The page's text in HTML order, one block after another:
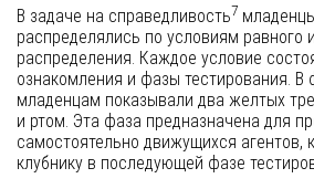
В задаче на справедливость7
распределялись по условиям равного
распределения. Каждое условие
ознакомления и фазы тестирования. В
младенцам показывали два желтых
и ртом. Эта фаза предназначена для
самостоятельно движущихся агентов,
клубнику в последующей фазе